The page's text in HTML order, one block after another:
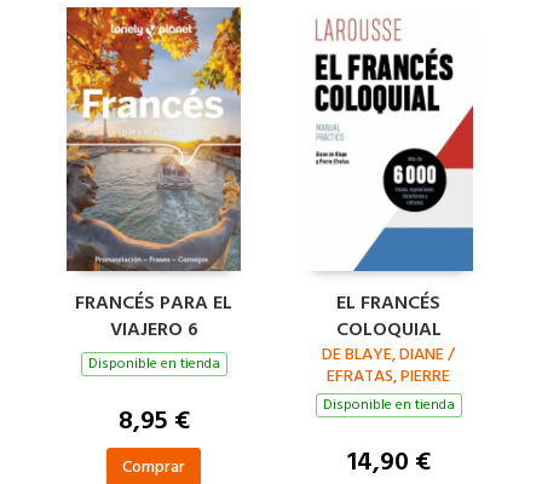
FRANCÉS PARA EL
VIAJERO 6
Disponible en tienda
8,95 €
Comprar
EL FRANCÉS
COLOQUIAL
DE BLAYE, DIANE /
EFRATAS, PIERRE
Disponible en tienda
14,90 €